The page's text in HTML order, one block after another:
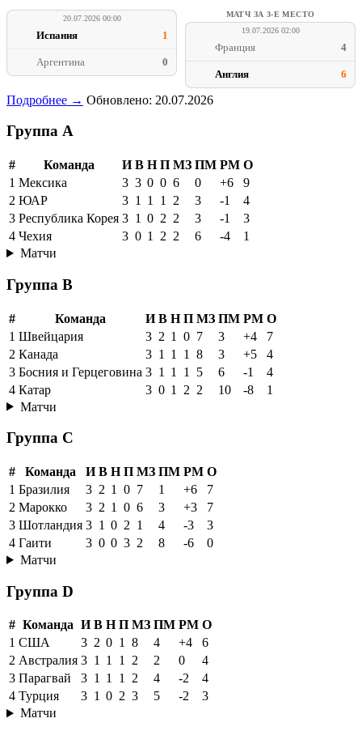
20.07.2026 00:00
Испания 1
Аргентина 0
МАТЧ ЗА 3-Е МЕСТО
19.07.2026 02:00
Франция 4
Англия 6
Подробнее → Обновлено: 20.07.2026
Группа A
# Команда И В Н П МЗ ПМ РМ О
1 Мексика 3 3 0 0 6 0 +6
9
2 ЮАР 3 1 1 1 2 3 -1
4
3 Республика Корея 3 1 0 2 2 3 -1
3
4 Чехия 3 0 1 2 2 6 -4
1
Матчи
Группа B
# Команда И В Н П МЗ ПМ РМ О
1 Швейцария 3 2 1 0 7 3 +4
7
2 Канада 3 1 1 1 8 3 +5
4
3 Босния и Герцеговина 3 1 1 1 5 6 -1
4
4 Катар 3 0 1 2 2 10 -8
1
Матчи
Группа C
# Команда И В Н П МЗ ПМ РМ О
1 Бразилия 3 2 1 0 7 1 +6
7
2 Марокко 3 2 1 0 6 3 +3
7
3 Шотландия 3 1 0 2 1 4 -3
3
4 Гаити 3 0 0 3 2 8 -6
0
Матчи
Группа D
# Команда И В Н П МЗ ПМ РМ О
1 США 3 2 0 1 8 4 +4
6
2 Австралия 3 1 1 1 2 2 0
4
3 Парагвай 3 1 1 1 2 4 -2
4
4 Турция 3 1 0 2 3 5 -2
3
Матчи